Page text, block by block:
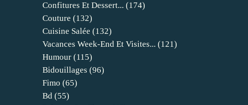
Confitures Et Dessert... (174)
Couture (132)
Cuisine Salée (132)
Vacances Week-End Et Visites... (121)
Humour (115)
Bidouillages (96)
Fimo (65)
Bd (55)